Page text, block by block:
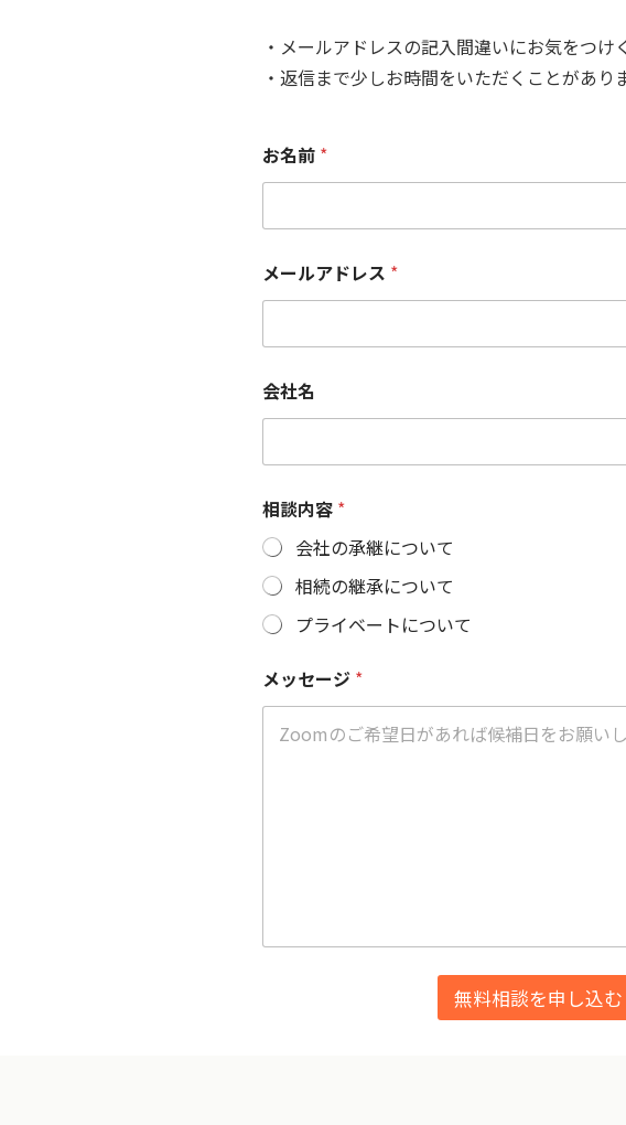
・メールアドレスの記入間違いにお気をつけ
・返信まで少しお時間をいただくことがあり
お名前 *
ー
ル
ド
ス
相
談
容
メールアドレス *
会社名
相談内容 *
会社の承継について
相続の継承について
プライベートについて
メッセージ *
無料相談を申し込む